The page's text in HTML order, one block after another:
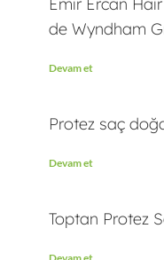
de Wyndham
Devam et
Protez saç
Devam et
Toptan Protez